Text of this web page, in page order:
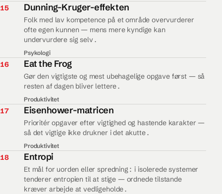
15 15.
Dunning-Kruger-effekten
Folk med lav kompetence på et område overvurderer
ofte egen kunnen — mens mere kyndige kan
undervurdere sig selv.
Psykologi
16 16.
Eat the Frog
Gør den vigtigste og mest ubehagelige opgave først — så
resten af dagen bliver lettere.
Produktivitet
17 17.
Eisenhower-matricen
Prioritér opgaver efter vigtighed og hastende karakter —
så det vigtige ikke drukner i det akutte.
Produktivitet
18 18.
Entropi
Et mål for uorden eller spredning: i isolerede systemer
tenderer entropien til at stige — ordnede tilstande
kræver arbejde at vedligeholde.